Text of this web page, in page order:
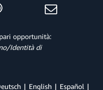
opportunità:
Identità di
English Español